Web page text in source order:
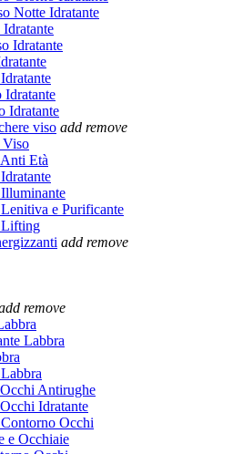
Notte Idratante
Idratante
Idratante
Idratante
viso add remove
Viso
Età
e Purificante
Lifting
add remove
remove
Labbra
Antirughe
Idratante
Occhi
e Occhiaie